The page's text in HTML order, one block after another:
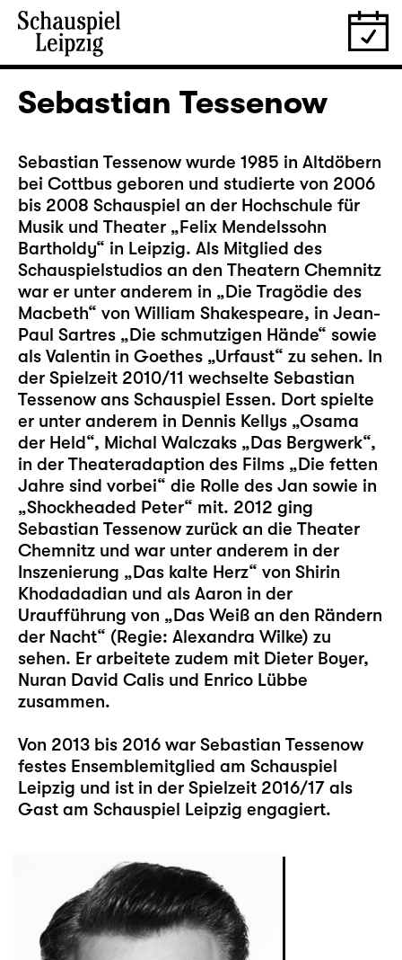
Sebastian Tessenow
Sebastian Tessenow wurde 1985 in Altdöbern
bei Cottbus geboren und studierte von 2006
bis 2008 Schauspiel an der Hochschule für
Musik und Theater „Felix Mendelssohn
Bartholdy“ in Leipzig. Als Mitglied des
Schauspielstudios an den Theatern Chemnitz
war er unter anderem in „Die Tragödie des
Macbeth“ von William Shakespeare, in Jean-
Paul Sartres „Die schmutzigen Hände“ sowie
als Valentin in Goethes „Urfaust“ zu sehen. In
der Spielzeit 2010/11 wechselte Sebastian
Tessenow ans Schauspiel Essen. Dort spielte
er unter anderem in Dennis Kellys „Osama
der Held“, Michal Walczaks „Das Bergwerk“,
in der Theateradaption des Films „Die fetten
Jahre sind vorbei“ die Rolle des Jan sowie in
„Shockheaded Peter“ mit. 2012 ging
Sebastian Tessenow zurück an die Theater
Chemnitz und war unter anderem in der
Inszenierung „Das kalte Herz“ von Shirin
Khodadadian und als Aaron in der
Uraufführung von „Das Weiß an den Rändern
der Nacht“ (Regie: Alexandra Wilke) zu
sehen. Er arbeitete zudem mit Dieter Boyer,
Nuran David Calis und Enrico Lübbe
zusammen.
Von 2013 bis 2016 war Sebastian Tessenow
festes Ensemblemitglied am Schauspiel
Leipzig und ist in der Spielzeit 2016/17 als
Gast am Schauspiel Leipzig engagiert.